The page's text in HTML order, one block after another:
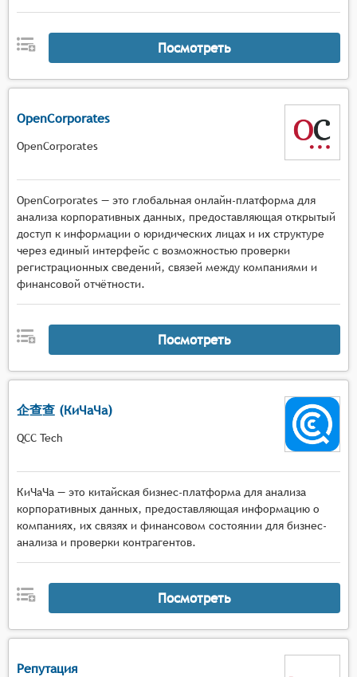
Посмотреть
OpenCorporates
OpenCorporates
OpenCorporates — это глобальная онлайн-платформа для
анализа корпоративных данных, предоставляющая открытый
доступ к информации о юридических лицах и их структуре
через единый интерфейс с возможностью проверки
регистрационных сведений, связей между компаниями и
финансовой отчётности.
Посмотреть
企查查 (КиЧаЧа)
QCC Tech
КиЧаЧа — это китайская бизнес-платформа для анализа
корпоративных данных, предоставляющая информацию о
компаниях, их связях и финансовом состоянии для бизнес-
анализа и проверки контрагентов.
Посмотреть
Репутация